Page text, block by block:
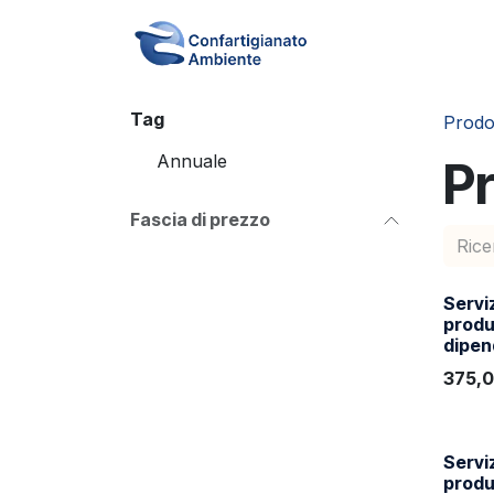
Tag
Annuale
Fascia di prezzo